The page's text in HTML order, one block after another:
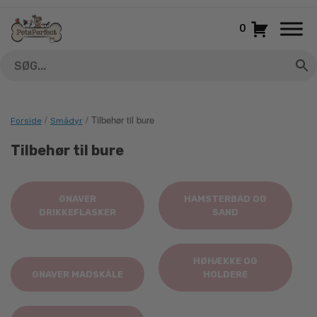
indhold
0
Forside / Smådyr / Tilbehør til bure
Tilbehør til bure
GNAVER
DRIKKEFLASKER
HAMSTERBAD OG
SAND
GNAVER MADSKÅLE
HØHÆKKE OG
HOLDERE